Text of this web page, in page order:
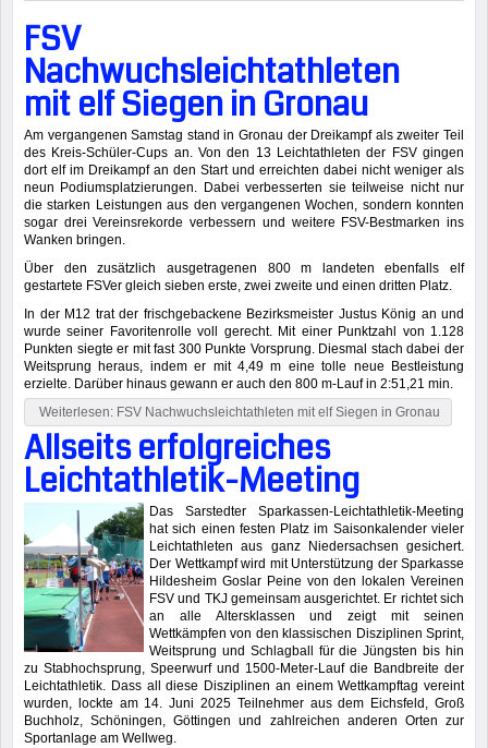
FSV
Nachwuchsleichtathleten
mit elf Siegen in Gronau
Am vergangenen Samstag stand in Gronau der Dreikampf als zweiter Teil
des Kreis-Schüler-Cups an. Von den 13 Leichtathleten der FSV gingen
dort elf im Dreikampf an den Start und erreichten dabei nicht weniger als
neun Podiumsplatzierungen. Dabei verbesserten sie teilweise nicht nur
die starken Leistungen aus den vergangenen Wochen, sondern konnten
sogar drei Vereinsrekorde verbessern und weitere FSV-Bestmarken ins
Wanken bringen.
Über den zusätzlich ausgetragenen 800 m landeten ebenfalls elf
gestartete FSVer gleich sieben erste, zwei zweite und einen dritten Platz.
In der M12 trat der frischgebackene Bezirksmeister Justus König an und
wurde seiner Favoritenrolle voll gerecht. Mit einer Punktzahl von 1.128
Punkten siegte er mit fast 300 Punkte Vorsprung. Diesmal stach dabei der
Weitsprung heraus, indem er mit 4,49 m eine tolle neue Bestleistung
erzielte. Darüber hinaus gewann er auch den 800 m-Lauf in 2:51,21 min.
Weiterlesen: FSV Nachwuchsleichtathleten mit elf Siegen in Gronau
Allseits erfolgreiches
Leichtathletik-Meeting
Das Sarstedter Sparkassen-Leichtathletik-Meeting
hat sich einen festen Platz im Saisonkalender vieler
Leichtathleten aus ganz Niedersachsen gesichert.
Der Wettkampf wird mit Unterstützung der Sparkasse
Hildesheim Goslar Peine von den lokalen Vereinen
FSV und TKJ gemeinsam ausgerichtet. Er richtet sich
an alle Altersklassen und zeigt mit seinen
Wettkämpfen von den klassischen Disziplinen Sprint,
Weitsprung und Schlagball für die Jüngsten bis hin
zu Stabhochsprung, Speerwurf und 1500-Meter-Lauf die Bandbreite der
Leichtathletik. Dass all diese Disziplinen an einem Wettkampftag vereint
wurden, lockte am 14. Juni 2025 Teilnehmer aus dem Eichsfeld, Groß
Buchholz, Schöningen, Göttingen und zahlreichen anderen Orten zur
Sportanlage am Wellweg.